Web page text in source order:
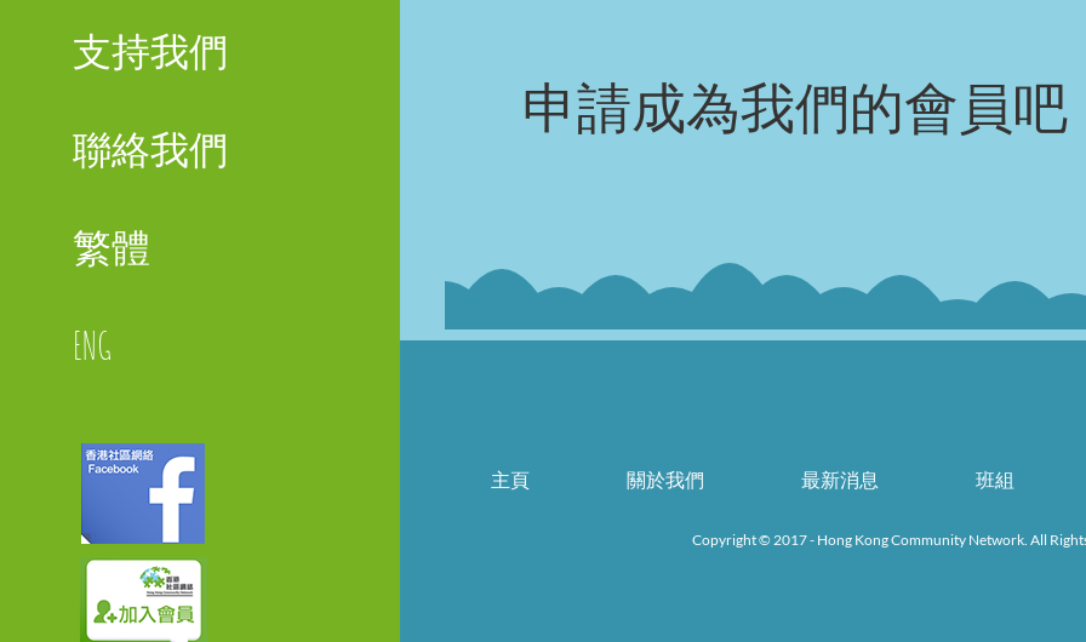
支持我們
聯絡我們
繁體
ENG
Facebook
申請成為我們的會員吧
主頁 關於我們 最新消息 班組
Copyright © 2017 - Hong Kong Community Network. All